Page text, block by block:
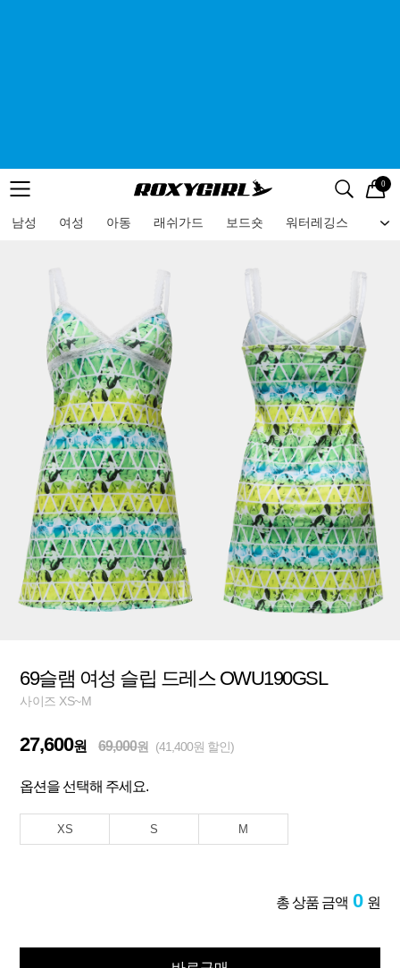
메뉴 검색
로고 0
남성 여성 아동 래쉬가드 보드숏 워터레깅스 비
메뉴
69슬램 여성 슬립 드레스 OWU190GSL
사이즈 XS~M
27,600원 69,000원 (41,400원 할인)
옵션을 선택해 주세요.
XS S M
총 상품 금액 0 원